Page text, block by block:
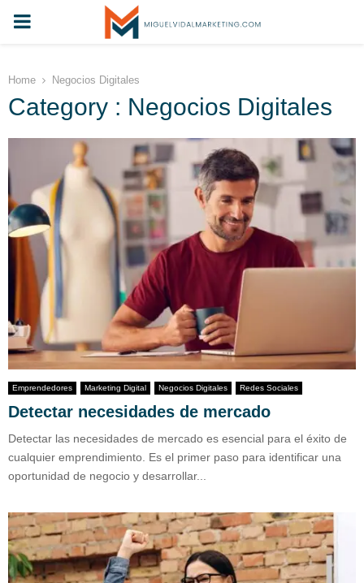
PRIMARY
Home Negocios Digitales
Category : Negocios Digitales
Emprendedores Marketing Digital Negocios Digitales Redes Sociales
Detectar necesidades de mercado
Detectar las necesidades de mercado es esencial para el éxito de
cualquier emprendimiento. Es el primer paso para identificar una
oportunidad de negocio y desarrollar...